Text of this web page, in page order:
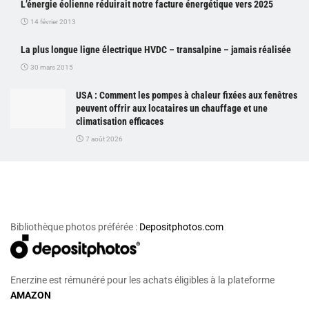
L’énergie éolienne réduirait notre facture énergétique vers 2025
14 février 2013
La plus longue ligne électrique HVDC – transalpine – jamais réalisée
30 mars 2015
USA : Comment les pompes à chaleur fixées aux fenêtres
peuvent offrir aux locataires un chauffage et une
climatisation efficaces
7 août 2026
Bibliothèque photos préférée : Depositphotos.com
Enerzine est rémunéré pour les achats éligibles à la plateforme
AMAZON